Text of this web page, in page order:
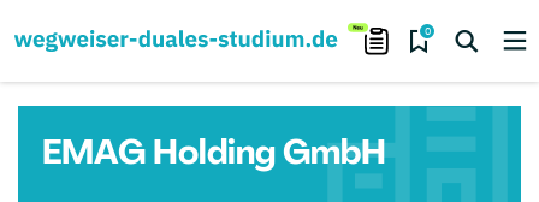
0
EMAG Holding GmbH